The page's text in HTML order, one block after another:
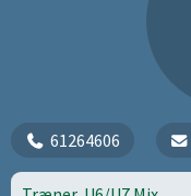
61264606